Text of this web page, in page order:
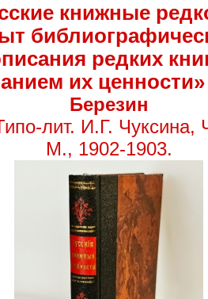
книжные
редких
их ценности»
Березин
лит. И.Г. Чуксина,
М., 1902-1903.